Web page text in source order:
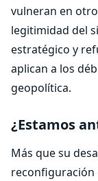
vulneran en
legitimidad del
estratégico y
aplican a los
geopolítica.
¿Estamos
Más que su
reconfiguración